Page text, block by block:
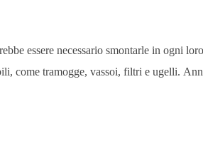
essere necessario smontarle in ogni
come tramogge, vassoi, filtri e ugelli.